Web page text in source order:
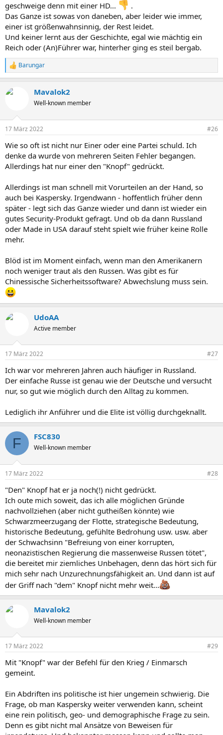
geschweige denn mit einer HD...
.
Das Ganze ist sowas von daneben, aber leider wie immer,
einer ist größenwahnsinnig, der Rest leidet.
Und keiner lernt aus der Geschichte, egal wie mächtig ein
Reich oder (An)Führer war, hinterher ging es steil bergab.
R
e
k
e
:
Barungar
Mavalok2
Well-known member
17 März 2022 #26
Wie so oft ist nicht nur Einer oder eine Partei schuld. Ich
denke da wurde von mehreren Seiten Fehler begangen.
Allerdings hat nur einer den "Knopf" gedrückt.
Allerdings ist man schnell mit Vorurteilen an der Hand, so
auch bei Kaspersky. Irgendwann - hoffentlich früher denn
später - legt sich das Ganze wieder und dann ist wieder ein
gutes Security-Produkt gefragt. Und ob da dann Russland
oder Made in USA darauf steht spielt wie früher keine Rolle
mehr.
Blöd ist im Moment einfach, wenn man den Amerikanern
noch weniger traut als den Russen. Was gibt es für
Chinessische Sicherheitssoftware? Abwechslung muss sein.
UdoAA
Active member
17 März 2022 #27
Ich war vor mehreren Jahren auch häufiger in Russland.
Der einfache Russe ist genau wie der Deutsche und versucht
nur, so gut wie möglich durch den Alltag zu kommen.
Lediglich ihr Anführer und die Elite ist völlig durchgeknallt.
F FSC830
Well-known member
17 März 2022 #28
"Den" Knopf hat er ja noch(!) nicht gedrückt.
Ich oute mich soweit, das ich alle möglichen Gründe
nachvollziehen (aber nicht gutheißen könnte) wie
Schwarzmeerzugang der Flotte, strategische Bedeutung,
historische Bedeutung, gefühlte Bedrohung usw. usw. aber
der Schwachsinn "Befreiung von einer korrupten,
neonazistischen Regierung die massenweise Russen tötet",
die bereitet mir ziemliches Unbehagen, denn das hört sich für
mich sehr nach Unzurechnungsfähigkeit an. Und dann ist auf
der Griff nach "dem" Knopf nicht mehr weit...
Mavalok2
Well-known member
17 März 2022 #29
Mit "Knopf" war der Befehl für den Krieg / Einmarsch
gemeint.
Ein Abdriften ins politische ist hier ungemein schwierig. Die
Frage, ob man Kaspersky weiter verwenden kann, scheint
eine rein politisch, geo- und demographische Frage zu sein.
Denn es gibt nicht mal Ansätze von Beweisen für